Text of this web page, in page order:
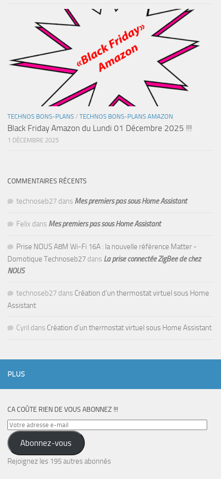
TECHNOS BONS-PLANS / TECHNOS BONS-PLANS AMAZON
Black Friday Amazon du Lundi 01 Décembre 2025 !!!
1 DÉCEMBRE 2025
COMMENTAIRES RÉCENTS
technoseb27 dans Mes premiers pas sous Home Assistant
Felix dans Mes premiers pas sous Home Assistant
Prise NOUS A8M Wi-Fi 16A : la nouvelle référence Matter -
Domotique Technoseb27 dans La prise connectée ZigBee de chez
NOUS
technoseb27 dans Création d’un thermostat virtuel sous Home
Assistant
Cyril dans Création d’un thermostat virtuel sous Home Assistant
PLUS
CA COÛTE RIEN DE VOUS ABONNEZ !!!
Votre
adresse
e-
mail
Abonnez-vous
Rejoignez les 195 autres abonnés